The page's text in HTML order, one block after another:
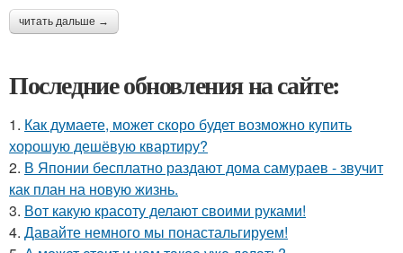
читать дальше →
Последние обновления на сайте:
1. Как думаете, может скоро будет возможно купить
хорошую дешёвую квартиру?
2. В Японии бесплатно раздают дома самураев - звучит
как план на новую жизнь.
3. Вот какую красоту делают своими руками!
4. Давайте немного мы понастальгируем!